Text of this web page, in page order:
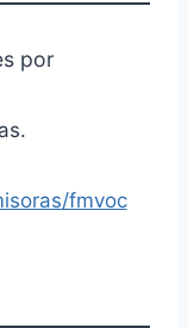
por
fmvoc